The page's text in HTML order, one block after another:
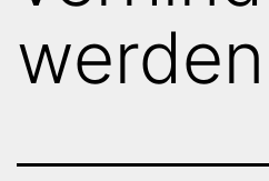
werden